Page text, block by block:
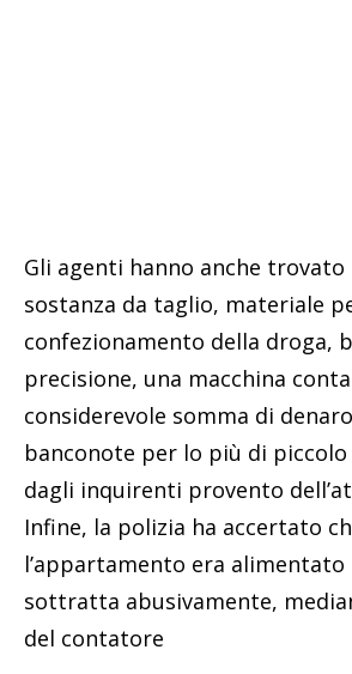
Gli agenti hanno anche
sostanza da taglio, materiale
confezionamento della droga,
precisione, una macchina
considerevole somma di
banconote per lo più di
dagli inquirenti provento
Infine, la polizia ha accertato
l’appartamento era
sottratta abusivamente,
del contatore